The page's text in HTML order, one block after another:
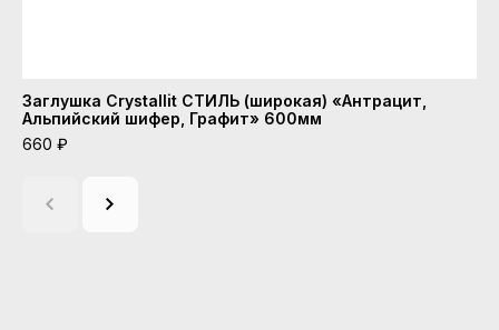
Заглушка Crystallit СТИЛЬ (широкая) «Антрацит,
Альпийский шифер, Графит» 600мм
660 ₽